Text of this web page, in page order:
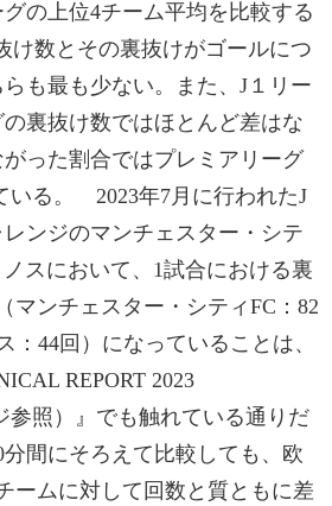
の上位4チーム平均を比較する
け数とその裏抜けがゴールにつ
も最も少ない。また、J１リー
裏抜け数ではほとんど差はな
った割合ではプレミアリーグ
いる。 2023年7月に行われたJ
ンジのマンチェスター・シテ
ノスにおいて、1試合における裏
マンチェスター・シティFC：82
：44回）になっていることは、
REPORT 2023
参照）』でも触れている通りだ
間にそろえて比較しても、欧
ームに対して回数と質ともに差